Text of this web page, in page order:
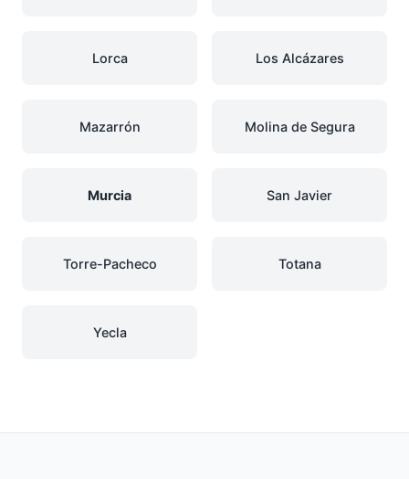
Lorca Los Alcázares
Mazarrón Molina de Segura
Murcia San Javier
Torre-Pacheco Totana
Yecla